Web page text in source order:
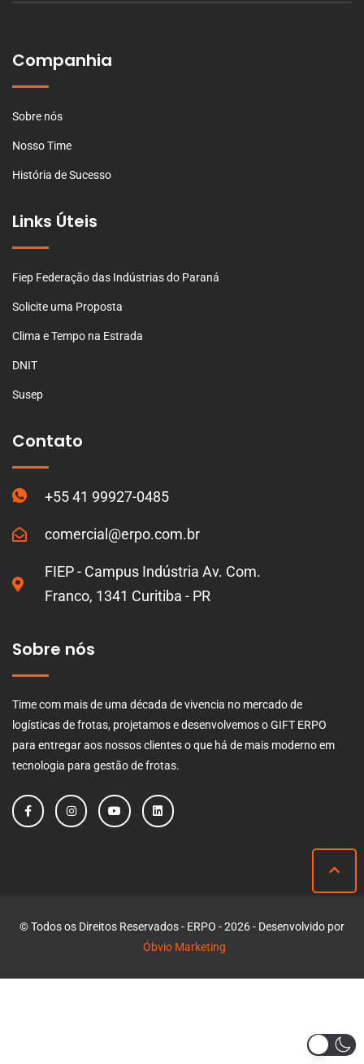
Companhia
Sobre nós
Nosso Time
História de Sucesso
Links Úteis
Fiep Federação das Indústrias do Paraná
Solicite uma Proposta
Clima e Tempo na Estrada
DNIT
Susep
Contato
+55 41 99927-0485
comercial@erpo.com.br
FIEP - Campus Indústria Av. Com.
Franco, 1341 Curitiba - PR
Sobre nós
Time com mais de uma década de vivencia no mercado de
logísticas de frotas, projetamos e desenvolvemos o GIFT ERPO
para entregar aos nossos clientes o que há de mais moderno em
tecnologia para gestão de frotas.
© Todos os Direitos Reservados - ERPO - 2026 - Desenvolvido por
Óbvio Marketing